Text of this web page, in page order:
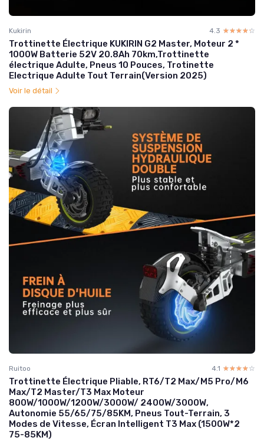
Kukirin 4.3 ☆☆☆☆☆
★★★★★
Trottinette Électrique KUKIRIN G2 Master, Moteur 2 *
1000W Batterie 52V 20.8Ah 70km,Trottinette
électrique Adulte, Pneus 10 Pouces, Trotinette
Electrique Adulte Tout Terrain(Version 2025)
Voir le détail
Ruitoo 4.1 ☆☆☆☆☆
★★★★★
Trottinette Électrique Pliable, RT6/T2 Max/M5 Pro/M6
Max/T2 Master/T3 Max Moteur
800W/1000W/1200W/3000W/ 2400W/3000W,
Autonomie 55/65/75/85KM, Pneus Tout-Terrain, 3
Modes de Vitesse, Écran Intelligent T3 Max (1500W*2
75-85KM)